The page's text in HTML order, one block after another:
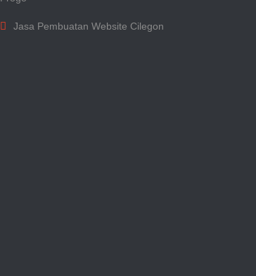
Jasa Pembuatan Website Cilegon